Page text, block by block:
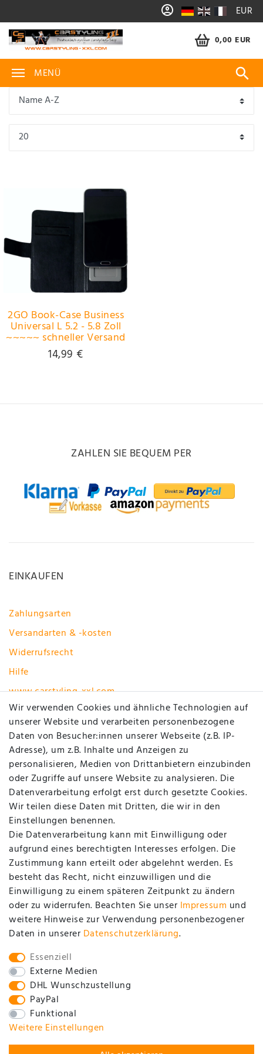
EUR
0,00 EUR
MENÜ
2GO Book-Case Business
Universal L 5.2 - 5.8 Zoll
~~~~~ schneller Versand
innerhalb 24 Stunden
~~~~~
14,99 €
ZAHLEN SIE BEQUEM PER
EINKAUFEN
Zahlungsarten
Versandarten & -kosten
Widerrufsrecht
Hilfe
www.carstyling-xxl.com
Vertrag widerrufen
MEIN KONTO
Registrieren
Login
UNTERNEHMEN
Kontakt
Datenschutzerklärung
AGB / Kundeninformationen
Impressum
SOCIAL
Wir verwenden Cookies und ähnliche Technologien auf
unserer Website und verarbeiten personenbezogene
Daten von Besucher:innen unserer Webseite (z.B. IP-
Adresse), um z.B. Inhalte und Anzeigen zu
personalisieren, Medien von Drittanbietern einzubinden
oder Zugriffe auf unsere Website zu analysieren. Die
Datenverarbeitung erfolgt erst durch gesetzte Cookies.
Wir teilen diese Daten mit Dritten, die wir in den
Einstellungen benennen.
Die Datenverarbeitung kann mit Einwilligung oder
aufgrund eines berechtigten Interesses erfolgen. Die
Zustimmung kann erteilt oder abgelehnt werden. Es
besteht das Recht, nicht einzuwilligen und die
Einwilligung zu einem späteren Zeitpunkt zu ändern
oder zu widerrufen. Beachten Sie unser Impressum und
weitere Hinweise zur Verwendung personenbezogener
Daten in unserer Daten­schutz­erklärung.
Essenziell
Externe Medien
DHL Wunschzustellung
PayPal
Funktional
Weitere Einstellungen